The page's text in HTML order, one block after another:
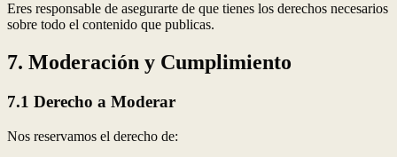
Eres responsable de asegurarte de que tienes los derechos necesarios
sobre todo el contenido que publicas.
7. Moderación y Cumplimiento
7.1 Derecho a Moderar
Nos reservamos el derecho de: